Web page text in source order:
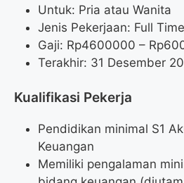
Untuk: Pria atau Wanita
Jenis Pekerjaan: Full Time
Gaji: Rp4600000 – Rp
Terakhir: 31 Desember
Kualifikasi Pekerja
Pendidikan minimal S1
Keuangan
Memiliki pengalaman